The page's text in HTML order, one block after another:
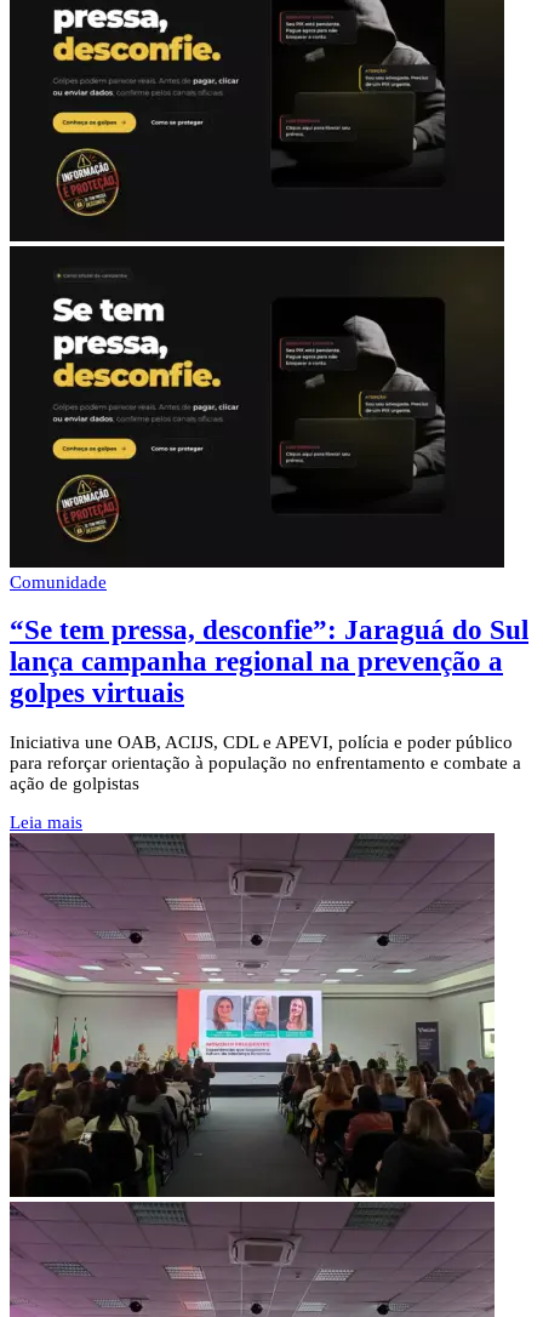
Comunidade
“Se tem pressa, desconfie”: Jaraguá do Sul
lança campanha regional na prevenção a
golpes virtuais
Iniciativa une OAB, ACIJS, CDL e APEVI, polícia e poder público
para reforçar orientação à população no enfrentamento e combate a
ação de golpistas
Leia mais